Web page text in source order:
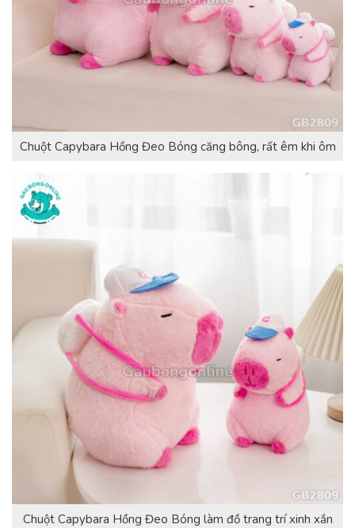
Chuột Capybara Hồng Đeo Bóng căng bông, rất êm khi ôm
Chuột Capybara Hồng Đeo Bóng làm đồ trang trí xinh xắn